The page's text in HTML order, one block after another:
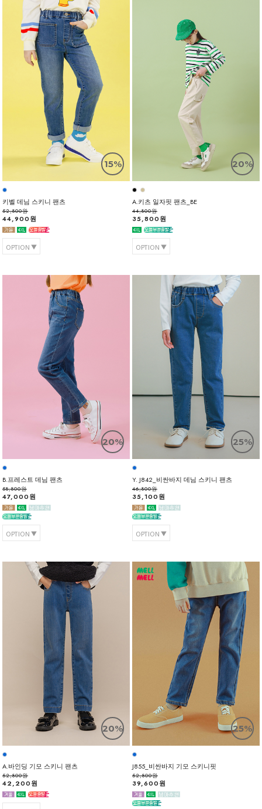
15%
키벨 데님 스키니 팬츠
52,800원
44,900원
OPTION
20%
A.키츠 일자핏 팬츠_BE
44,800원
35,800원
OPTION
20%
B.프레스트 데님 팬츠
58,800원
47,000원
OPTION
25%
Y. J842_비싼바지 데님 스키니 팬츠
46,800원
35,100원
OPTION
20%
A.바인딩 기모 스키니 팬츠
52,800원
42,200원
25%
J855_비싼바지 기모 스키니핏
52,800원
39,600원